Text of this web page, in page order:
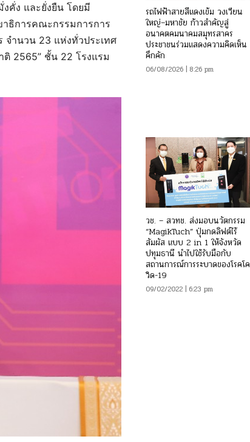
คั่ง และยั่งยืน โดยมี
าธิการคณะกรรมการการ
จำนวน 23 แห่งทั่วประเทศ
2565” ชั้น 22 โรงแรม
รถไฟฟ้าสายสีแดงเข้ม วงเวียน
ใหญ่–มหาชัย ก้าวสำคัญสู่
อนาคตคมนาคมสมุทรสาคร
ประชาชนร่วมแสดงความคิดเห็น
คึกคัก
06/08/2026 | 8:26 pm
วช. – สวทช. ส่งมอบนวัตกรรม
“MagikTuch” ปุ่มกดลิฟต์ไร้
สัมผัส แบบ 2 in 1 ให้จังหวัด
ปทุมธานี นำไปใช้รับมือกับ
สถานการณ์การระบาดของโรคโค
วิด-19
09/02/2022 | 6:23 pm